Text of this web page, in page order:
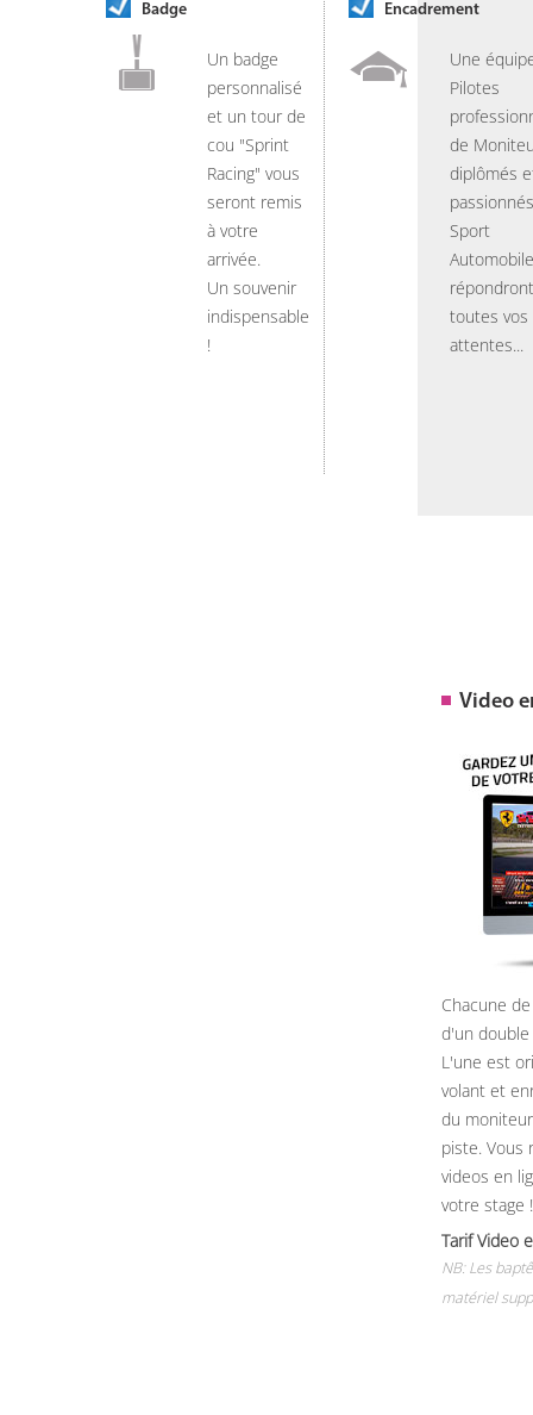
Badge
Un badge
personnalisé
et un tour de
cou "Sprint
Racing" vous
seront remis
à votre
arrivée.
Un souvenir
indispensable
!
Encadrement
Une
Pilotes
de
diplômés
Sport
Automobile
toutes vos
attentes...
Video
Chacune
d'un
L'une est
volant et
du
piste. Vous
videos en
votre stage !
Tarif Video
NB: Les
matériel